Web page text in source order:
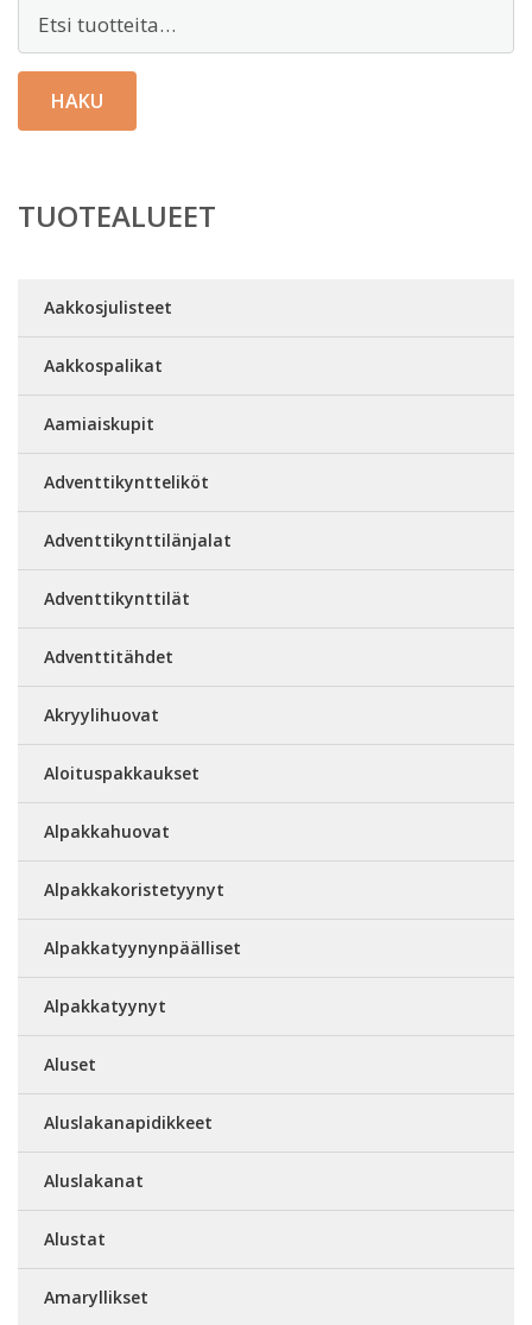
HAKU
TUOTEALUEET
Aakkosjulisteet
Aakkospalikat
Aamiaiskupit
Adventtikyntteliköt
Adventtikynttilänjalat
Adventtikynttilät
Adventtitähdet
Akryylihuovat
Aloituspakkaukset
Alpakkahuovat
Alpakkakoristetyynyt
Alpakkatyynynpäälliset
Alpakkatyynyt
Aluset
Aluslakanapidikkeet
Aluslakanat
Alustat
Amaryllikset